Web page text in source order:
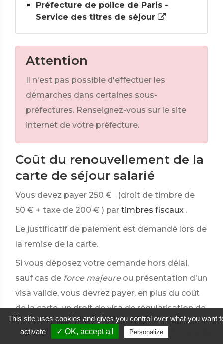
Préfecture de police de Paris -
Service des titres de séjour
Attention
Il n'est pas possible d'effectuer les
démarches dans certaines sous-
préfectures. Renseignez-vous sur le site
internet de votre préfecture.
Coût du renouvellement de la
carte de séjour salarié
Vous devez payer 250 €
(droit de timbre de
50 € + taxe de 200 € ) par timbres fiscaux .
Le justificatif de paiement est demandé lors de
la remise de la carte.
Si vous déposez votre demande hors délai,
sauf cas de force majeure ou présentation d'un
visa valide, vous devrez payer, en plus du coût
de la carte, un droit de visa de régularisation de
180 € .
This site uses cookies and gives you control over what you want
activate
✓ OK, accept all Personalize